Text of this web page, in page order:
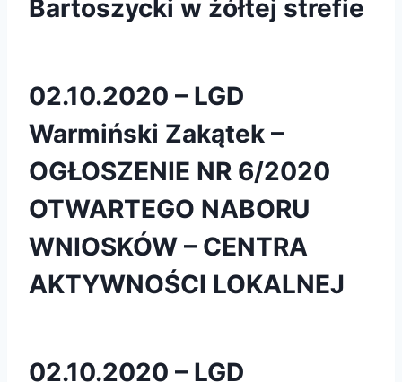
Bartoszycki w żółtej strefie
02.10.2020 – LGD
Warmiński Zakątek –
OGŁOSZENIE NR 6/2020
OTWARTEGO NABORU
WNIOSKÓW – CENTRA
AKTYWNOŚCI LOKALNEJ
02.10.2020 – LGD